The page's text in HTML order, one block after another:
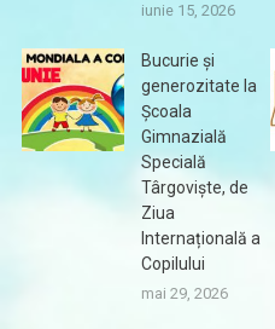
iunie 15, 2026
Bucurie și
generozitate la
Școala
Gimnazială
Specială
Târgoviște, de
Ziua
Internațională a
Copilului
mai 29, 2026